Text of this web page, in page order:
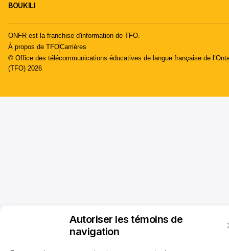
Autoriser les témoins de
navigation
BOUKILI
ONFR est la franchise d'information de TFO.
À propos de TFOCarrières
© Office des télécommunications éducatives de langue française de
(TFO) 2026